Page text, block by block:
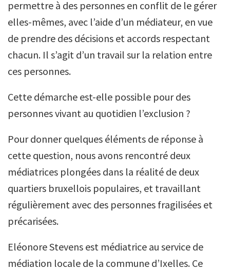
permettre à des personnes en conflit de le gérer
elles-mêmes, avec l’aide d’un médiateur, en vue
de prendre des décisions et accords respectant
chacun. Il s’agit d’un travail sur la relation entre
ces personnes.
Cette démarche est-elle possible pour des
personnes vivant au quotidien l’exclusion ?
Pour donner quelques éléments de réponse à
cette question, nous avons rencontré deux
médiatrices plongées dans la réalité de deux
quartiers bruxellois populaires, et travaillant
régulièrement avec des personnes fragilisées et
précarisées.
Eléonore Stevens est médiatrice au service de
médiation locale de la commune d’Ixelles. Ce